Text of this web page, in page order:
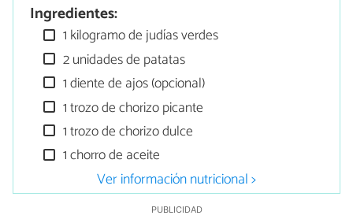
Ingredientes:
1 kilogramo de judías verdes
2 unidades de patatas
1 diente de ajos (opcional)
1 trozo de chorizo picante
1 trozo de chorizo dulce
1 chorro de aceite
Ver información nutricional >